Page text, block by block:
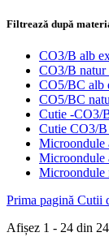
Filtrează după
CO3/B alb
CO3/B
CO5/BC alb
CO5/BC
Cutie -CO3/
Cutie CO3/
Microondule
Microondule
Microondule
Prima pagină Cutii
Afișez 1 - 24 din